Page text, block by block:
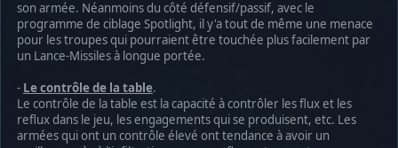
son armée. Néanmoins du côté défensif/passif, avec le
programme de ciblage Spotlight, il y'a tout de même une menace
pour les troupes qui pourraient être touchée plus facilement par
un Lance-Missiles à longue portée.
- Le contrôle de la table.
Le contrôle de la table est la capacité à contrôler les flux et les
reflux dans le jeu, les engagements qui se produisent, etc. Les
armées qui ont un contrôle élevé ont tendance à avoir un